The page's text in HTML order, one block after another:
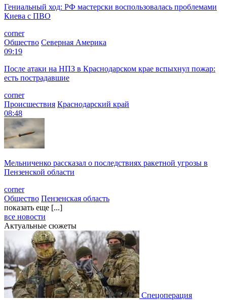
Гениальный ход: РФ мастерски воспользовалась проблемами
Киева с ПВО
corner
Общество Северная Америка
09:19
После атаки на НПЗ в Краснодарском крае вспыхнул пожар:
есть пострадавшие
corner
Происшествия Краснодарский край
08:48
Мельниченко рассказал о последствиях ракетной угрозы в
Пензенской области
corner
Общество Пензенская область
показать еще [...]
все новости
Актуальные сюжеты
Спецоперация